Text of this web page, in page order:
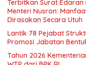
Terbitkan Surat Edaran
Menteri Nusron:
Dirasakan Secara Utuh
Lantik 78 Pejabat
Promosi Jabatan
Tahun 2026